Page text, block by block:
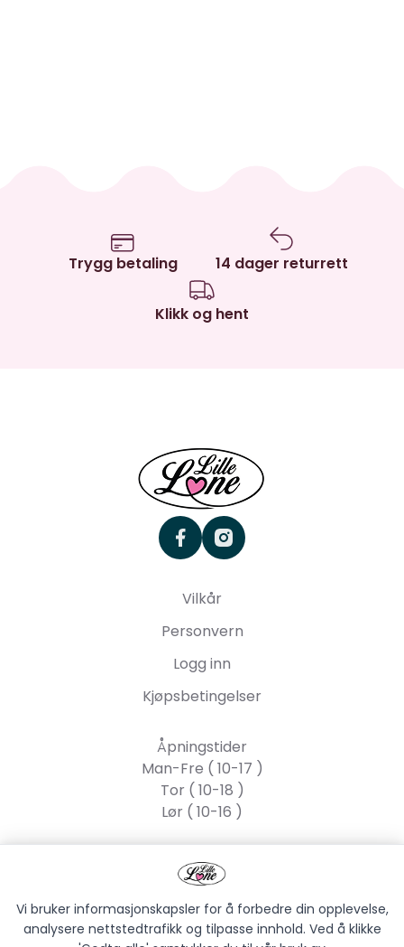
Trygg betaling 14 dager returrett
Klikk og hent
facebookinstagram
Vilkår
Personvern
Logg inn
Kjøpsbetingelser
Åpningstider
Man-Fre ( 10-17 )
Tor ( 10-18 )
Lør ( 10-16 )
Strandgata 55, 2317
Hamar
Vi bruker informasjonskapsler for å forbedre din opplevelse,
analysere nettstedtrafikk og tilpasse innhold. Ved å klikke